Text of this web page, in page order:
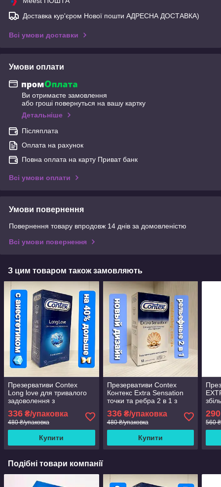
Доставка кур'єром Нової пошти АДРЕСНА ДОСТАВКА)
Всі умови доставки
Умови оплати
Ви отримаєте замовлення
або гроші повернуться на вашу картку
Детальніше
Післяплата
Оплата на рахунок
Повна оплата на карту Приват банк
Всі умови оплати
Умови повернення
Повернення товару впродовж 14 днів за домовленістю
Всі умови повернення
З цим товаром також замовляють
Презервативи Contex
Long love для тривалого
задоволення з
.Знижки!Сертифікати
якості.
336 ₴/упаковка
480 ₴/упаковка
Купити
Презервативи Contex
Контекс Extra Sensation
точки та ребра 2 в 1 з
ребрами #12.
336₴/упаковка
480 ₴/упаковка
Купити
290
560
Подібні товари компанії